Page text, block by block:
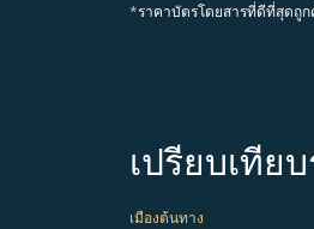
*ราคาบัตรโดยสารที่ดีที่สุดถู
เปรียบเทีย
เมืองต้นทาง